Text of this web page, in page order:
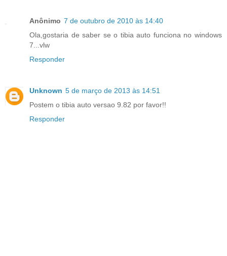
Anônimo 7 de outubro de 2010 às 14:40
Ola,gostaria de saber se o tibia auto funciona no windows
7...vlw
Responder
Unknown 5 de março de 2013 às 14:51
Postem o tibia auto versao 9.82 por favor!!
Responder